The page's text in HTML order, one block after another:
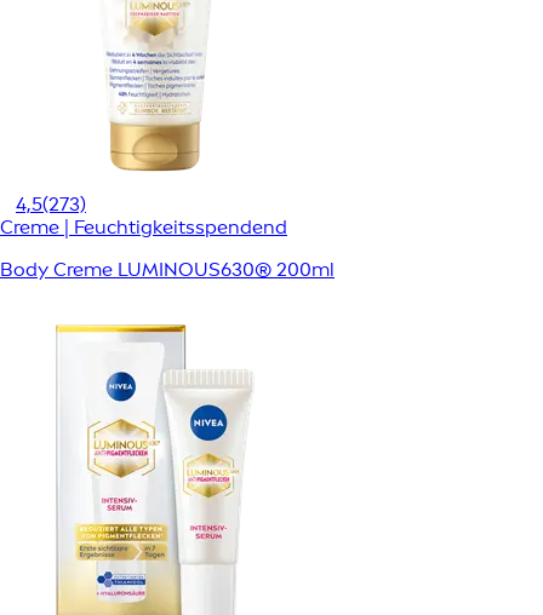
4,5(273)
Creme | Feuchtigkeitsspendend
Body Creme LUMINOUS630® 200ml